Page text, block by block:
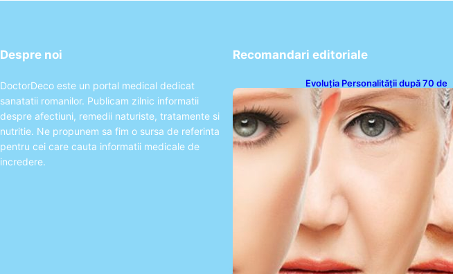
Despre noi
DoctorDeco este un portal medical dedicat
sanatatii romanilor. Publicam zilnic informatii
despre afectiuni, remedii naturiste, tratamente si
nutritie. Ne propunem sa fim o sursa de referinta
pentru cei care cauta informatii medicale de
incredere.
Recomandari editoriale
Evoluția Personalității după 70 de
Ani: Ce Revelații Ne Oferă Studiile
Psihologice